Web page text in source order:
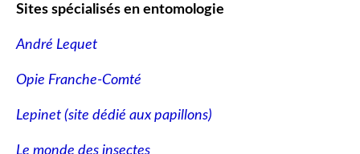
Sites spécialisés en entomologie
André Lequet
Opie Franche-Comté
Lepinet (site dédié aux papillons)
Le monde des insectes